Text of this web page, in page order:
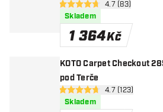
otevřít panel
4.7 hodnoticí hvězdičky
4.7 (83)
Skladem
1 364Kč
KOTO Carpet Checkout
pod Terče
otevřít panel
4.7 hodnoticí hvězdičky
4.7 (123)
Skladem